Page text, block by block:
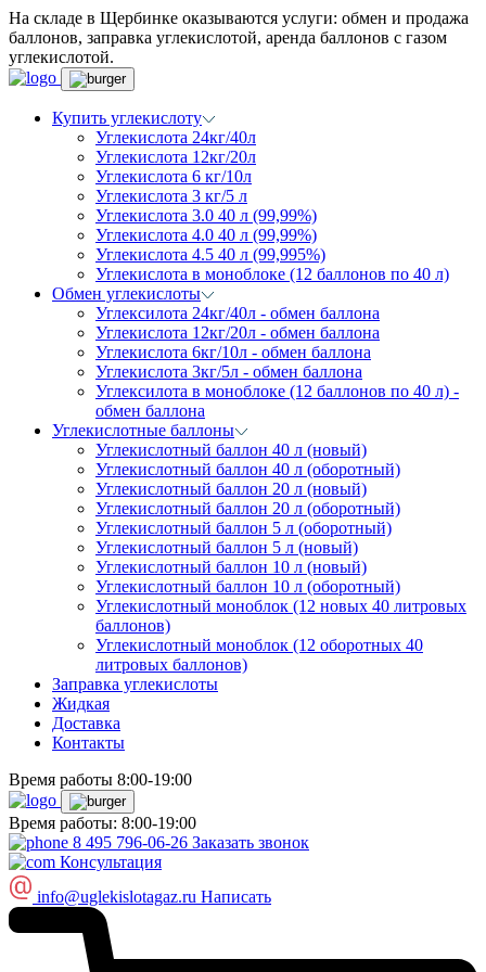
На складе в Щербинке оказываются услуги: обмен и продажа
баллонов, заправка углекислотой, аренда баллонов с газом
углекислотой.
Купить углекислоту
Углекислота 24кг/40л
Углекислота 12кг/20л
Углекислота 6 кг/10л
Углекислота 3 кг/5 л
Углекислота 3.0 40 л (99,99%)
Углекислота 4.0 40 л (99,99%)
Углекислота 4.5 40 л (99,995%)
Углекислота в моноблоке (12 баллонов по 40 л)
Обмен углекислоты
Углексилота 24кг/40л - обмен баллона
Углекислота 12кг/20л - обмен баллона
Углекислота 6кг/10л - обмен баллона
Углекислота 3кг/5л - обмен баллона
Углексилота в моноблоке (12 баллонов по 40 л) -
обмен баллона
Углекислотные баллоны
Углекислотный баллон 40 л (новый)
Углекислотный баллон 40 л (оборотный)
Углекислотный баллон 20 л (новый)
Углекислотный баллон 20 л (оборотный)
Углекислотный баллон 5 л (оборотный)
Углекислотный баллон 5 л (новый)
Углекислотный баллон 10 л (новый)
Углекислотный баллон 10 л (оборотный)
Углекислотный моноблок (12 новых 40 литровых
баллонов)
Углекислотный моноблок (12 оборотных 40
литровых баллонов)
Заправка углекислоты
Жидкая
Доставка
Контакты
Время работы 8:00-19:00
Время работы: 8:00-19:00
8 495 796-06-26 Заказать звонок
Консультация
info@uglekislotagaz.ru Написать